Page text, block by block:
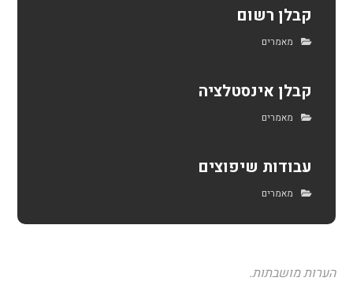
קבלן רשום
מאמרים
קבלן אינסטלציה
מאמרים
עבודות שיפוצים
מאמרים
הערות מושבתות.